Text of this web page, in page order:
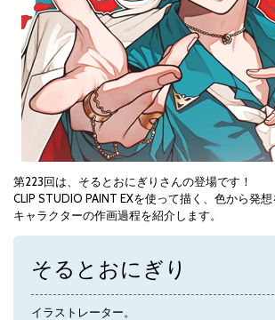
第223回は、そるとおにぎりさんの登場です！
CLIP STUDIO PAINT EXを使って描く、色から発
キャラクターの作画過程を紹介します。
そるとおにぎり
イラストレーター。